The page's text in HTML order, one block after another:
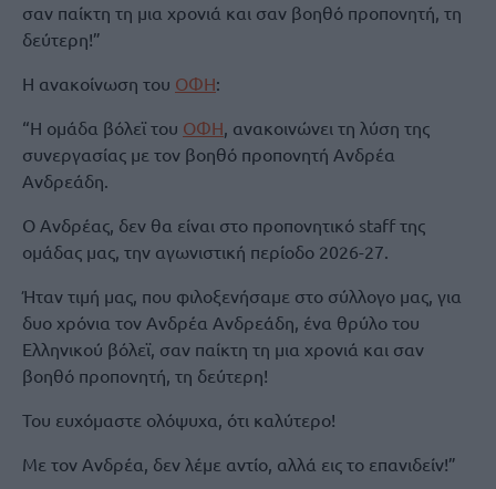
σαν παίκτη τη μια χρονιά και σαν βοηθό προπονητή, τη
δεύτερη!”
Η ανακοίνωση του ΟΦΗ:
“Η ομάδα βόλεϊ του ΟΦΗ, ανακοινώνει τη λύση της
συνεργασίας με τον βοηθό προπονητή Ανδρέα
Ανδρεάδη.
Ο Ανδρέας, δεν θα είναι στο προπονητικό staff της
ομάδας μας, την αγωνιστική περίοδο 2026-27.
Ήταν τιμή μας, που φιλοξενήσαμε στο σύλλογο μας, για
δυο χρόνια τον Ανδρέα Ανδρεάδη, ένα θρύλο του
Ελληνικού βόλεϊ, σαν παίκτη τη μια χρονιά και σαν
βοηθό προπονητή, τη δεύτερη!
Του ευχόμαστε ολόψυχα, ότι καλύτερο!
Με τον Ανδρέα, δεν λέμε αντίο, αλλά εις το επανιδείν!”